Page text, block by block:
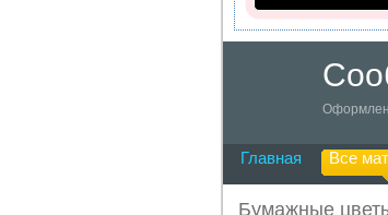
Главная Все
Бумажные